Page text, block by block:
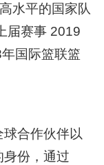
水平的国家队
届赛事 2019
国际篮联篮
合作伙伴以
身份，通过